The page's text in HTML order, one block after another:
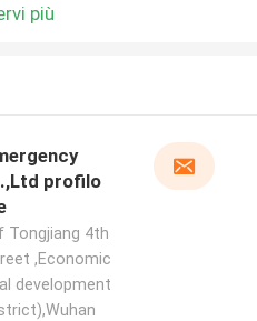
più
profilo
Tongjiang 4th
,Economic
development